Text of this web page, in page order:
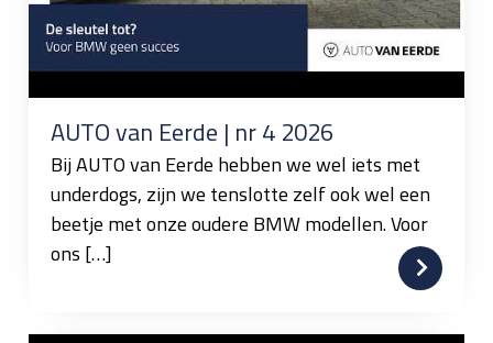
AUTO van Eerde | nr 4 2026
Bij AUTO van Eerde hebben we wel iets met
underdogs, zijn we tenslotte zelf ook wel een
beetje met onze oudere BMW modellen. Voor
ons […]